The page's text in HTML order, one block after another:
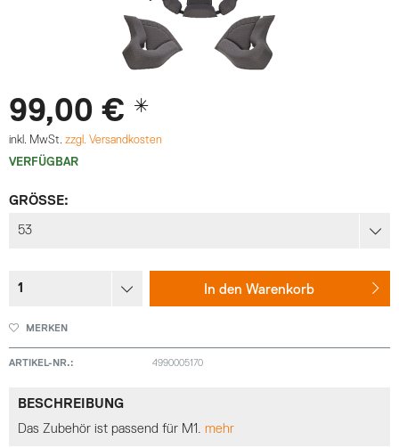
99,00 € *
inkl. MwSt. zzgl. Versandkosten
VERFÜGBAR
GRÖSSE:
In den Warenkorb
MERKEN
ARTIKEL-NR.: 4990005170
BESCHREIBUNG
Das Zubehör ist passend für M1. mehr